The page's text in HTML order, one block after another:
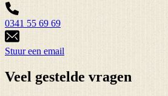
0341 55 69 69
Stuur een email
Veel gestelde vragen